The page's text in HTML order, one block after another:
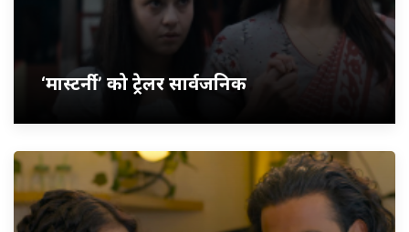
‘मास्टर्नी’ को ट्रेलर सार्वजनिक